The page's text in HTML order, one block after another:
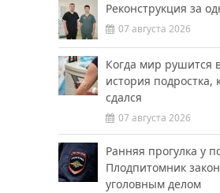
Реконструкция за
07 августа 2026
Когда мир рушится
история подростка,
сдался
07 августа 2026
Ранняя прогулка у
Плодпитомник
уголовным делом